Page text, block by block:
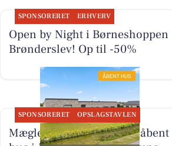
SPONSORERET ERHVERV
Open by Night i Børneshoppen
Brønderslev! Op til -50%
SPONSORERET OPSLAGSTAVLEN
Mæglerhuset inviterer til åbent